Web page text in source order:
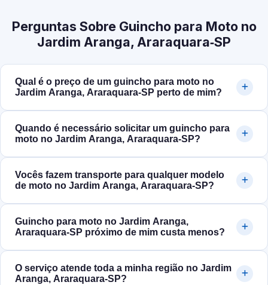
Perguntas Sobre Guincho para Moto no
Jardim Aranga, Araraquara‑SP
Qual é o preço de um guincho para moto no
Jardim Aranga, Araraquara‑SP perto de mim?
Quando é necessário solicitar um guincho para
moto no Jardim Aranga, Araraquara‑SP?
Vocês fazem transporte para qualquer modelo
de moto no Jardim Aranga, Araraquara‑SP?
Guincho para moto no Jardim Aranga,
Araraquara‑SP próximo de mim custa menos?
O serviço atende toda a minha região no Jardim
Aranga, Araraquara‑SP?